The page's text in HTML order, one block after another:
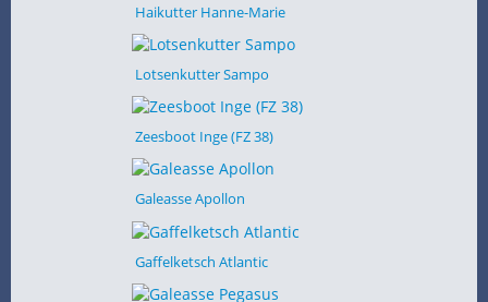
Haikutter Hanne-Marie
Lotsenkutter Sampo
Zeesboot Inge (FZ 38)
Galeasse Apollon
Gaffelketsch Atlantic